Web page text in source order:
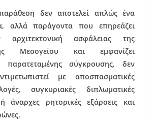
δεν αποτελεί απλώς ένα
αλλά παράγοντα που επηρεάζει
αρχιτεκτονική ασφάλειας της
Μεσογείου και εμφανίζει
παρατεταμένης σύγκρουσης, δεν
με αποσπασματικές
συγκυριακές διπλωματικές
άναρχες ρητορικές εξάρσεις και